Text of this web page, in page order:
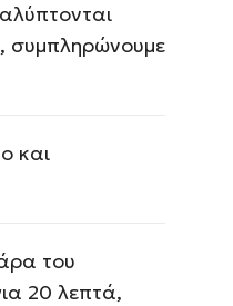
συμπληρώνουμε
και
του
20 λεπτά,